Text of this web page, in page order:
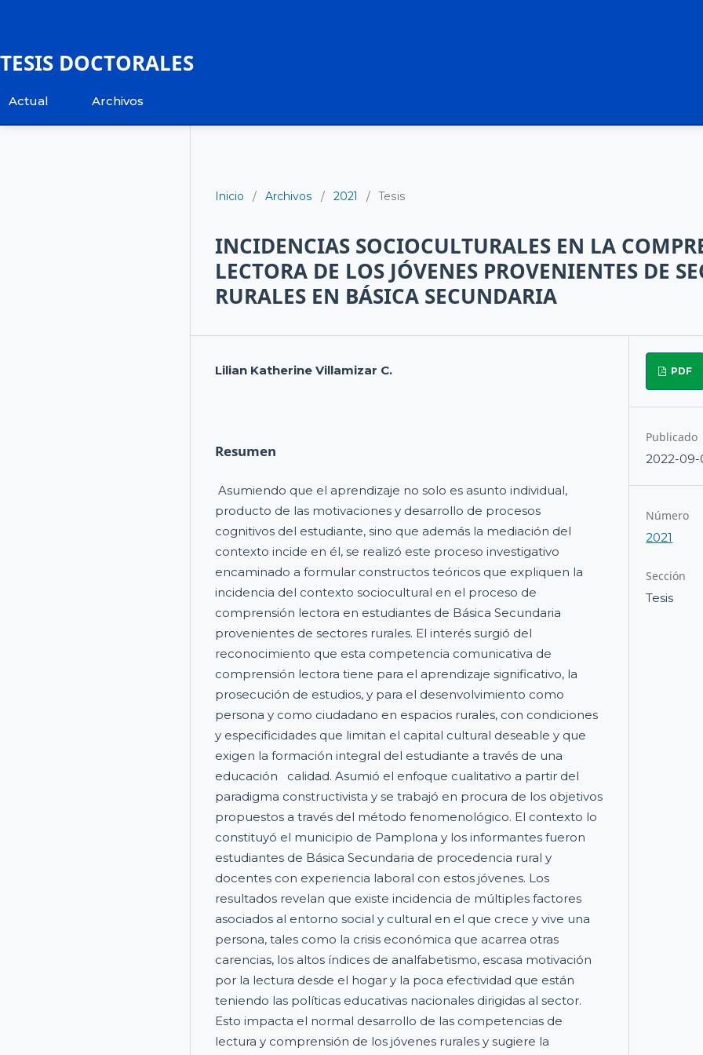
TESIS DOCTORALES
Actual Archivos
Inicio / Archivos / 2021 / Tesis
INCIDENCIAS SOCIOCULTURALES EN LA
LECTORA DE LOS JÓVENES PROVENIENTES DE
RURALES EN BÁSICA SECUNDARIA
Lilian Katherine Villamizar C.
Resumen
Asumiendo que el aprendizaje no solo es asunto individual,
producto de las motivaciones y desarrollo de procesos
cognitivos del estudiante, sino que además la mediación del
contexto incide en él, se realizó este proceso investigativo
encaminado a formular constructos teóricos que expliquen la
incidencia del contexto sociocultural en el proceso de
comprensión lectora en estudiantes de Básica Secundaria
provenientes de sectores rurales. El interés surgió del
reconocimiento que esta competencia comunicativa de
comprensión lectora tiene para el aprendizaje significativo, la
prosecución de estudios, y para el desenvolvimiento como
persona y como ciudadano en espacios rurales, con condiciones
y especificidades que limitan el capital cultural deseable y que
exigen la formación integral del estudiante a través de una
educación calidad. Asumió el enfoque cualitativo a partir del
paradigma constructivista y se trabajó en procura de los objetivos
propuestos a través del método fenomenológico. El contexto lo
constituyó el municipio de Pamplona y los informantes fueron
estudiantes de Básica Secundaria de procedencia rural y
docentes con experiencia laboral con estos jóvenes. Los
resultados revelan que existe incidencia de múltiples factores
asociados al entorno social y cultural en el que crece y vive una
persona, tales como la crisis económica que acarrea otras
carencias, los altos índices de analfabetismo, escasa motivación
por la lectura desde el hogar y la poca efectividad que están
teniendo las políticas educativas nacionales dirigidas al sector.
Esto impacta el normal desarrollo de las competencias de
lectura y comprensión de los jóvenes rurales y sugiere la
PDF
Publicado
2022-09-
Número
2021
Sección
Tesis